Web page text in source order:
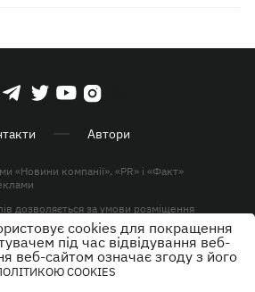
Автори
«Новини компанії», «PR» і «Факт»
дозволяється за умови розміщення
на KP.UA в першому абзаці.
Всі права захищені.
cookies для покращення
під час відвідування веб-
веб-сайтом означає згоду з його
COOKIES